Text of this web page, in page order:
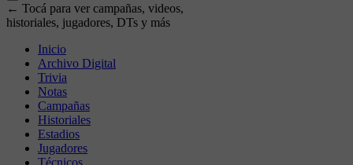
← Tocá para ver campañas, videos,
historiales, jugadores, DTs y más
Inicio
Archivo Digital
Trivia
Notas
Campañas
Historiales
Estadios
Jugadores
Técnicos